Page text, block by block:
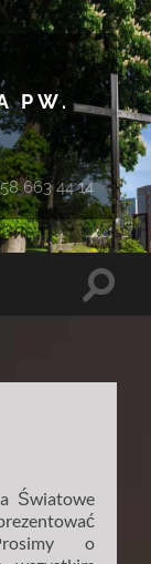
PW.
663 44 14
Toggle
Światowe
o